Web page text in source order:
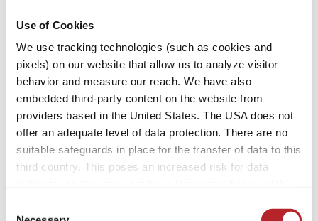
Use of Cookies
We use tracking technologies (such as cookies and
pixels) on our website that allow us to analyze visitor
behavior and measure our reach. We have also
embedded third-party content on the website from
providers based in the United States. The USA does not
offer an adequate level of data protection. There are no
suitable safeguards in place for the transfer of data to this
third country. This poses an increased risk for data
purposes and combine it with other data. For more
feuchten Tuch
Mehr anzeigen